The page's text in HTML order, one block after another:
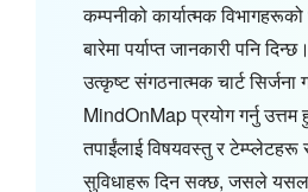
कम्पनीको कार्यात्मक
बारेमा पर्याप्त जानकारी पनि
उत्कृष्ट संगठनात्मक चार्ट सिर्जना
MindOnMap प्रयोग गर्नु
तपाईंलाई विषयवस्तु र
सुविधाहरू दिन सक्छ, जसले